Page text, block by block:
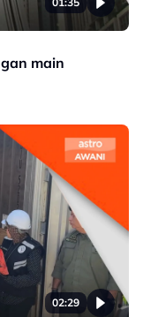
main
02:29